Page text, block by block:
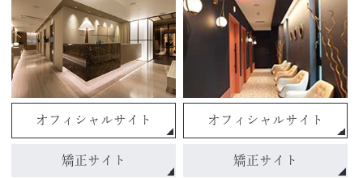
オフィシャルサイト
矯正サイト
オフィシャルサイト
矯正サイト